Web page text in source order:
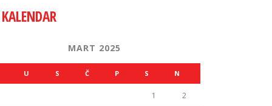
KALENDAR
MART 2025
U S Č P S N
1 2